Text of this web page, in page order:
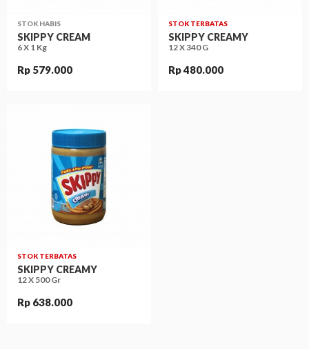
STOK HABIS
SKIPPY CREAM
6 X 1 Kg
Rp 579.000
STOK TERBATAS
SKIPPY CREAMY
12 X 340 G
Rp 480.000
STOK TERBATAS
SKIPPY CREAMY
12 X 500 Gr
Rp 638.000